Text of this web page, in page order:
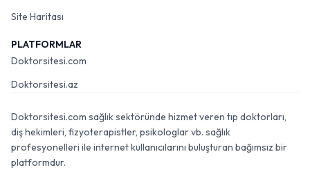
Site Haritası
PLATFORMLAR
Doktorsitesi.com
Doktorsitesi.az
Doktorsitesi.com sağlık sektöründe hizmet veren tıp doktorları,
diş hekimleri, fizyoterapistler, psikologlar vb. sağlık
profesyonelleri ile internet kullanıcılarını buluşturan bağımsız bir
platformdur.